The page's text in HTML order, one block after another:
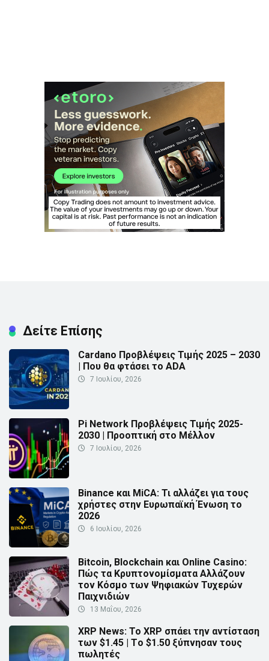
Δείτε Επίσης
Cardano Προβλέψεις Τιμής 2025 – 2030
| Που θα φτάσει το ADA
7 Ιουλίου, 2026
Pi Network Προβλέψεις Τιμής 2025-
2030 | Προοπτική στο Μέλλον
7 Ιουλίου, 2026
Binance και MiCA: Τι αλλάζει για τους
χρήστες στην Ευρωπαϊκή Ένωση το
2026
6 Ιουλίου, 2026
Bitcoin, Blockchain και Online Casino:
Πώς τα Κρυπτονομίσματα Αλλάζουν
τον Κόσμο των Ψηφιακών Τυχερών
Παιχνιδιών
13 Μαΐου, 2026
XRP News: Το XRP σπάει την αντίσταση
των $1.45 | Τo $1.50 ξύπνησαν τους
πωλητές